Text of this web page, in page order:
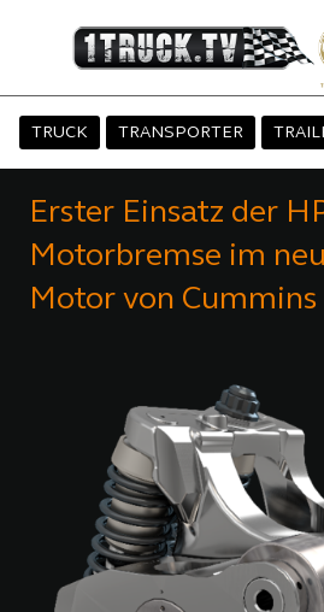
TRUCK TRANSPORTER
Erster Einsatz der
Motorbremse im
Motor von Cummins